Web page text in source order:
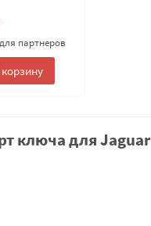
партнеров
ключа для Jaguar